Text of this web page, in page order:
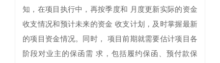
知，在项目执行中，再按季度和 月度更新实际的资金
收支情况和预计未来的资金 收支计划，及时掌握最新
的项目资金情况。同时， 项目前期就需要估计项目各
阶段对业主的保函需 求，包括履约保函、预付款保